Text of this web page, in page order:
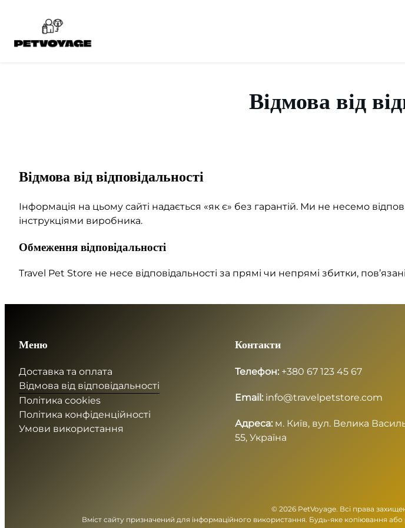
Відмова від
Відмова від відповідальності
Інформація на цьому сайті надається «як є» без гарантій. Ми не несемо
інструкціями виробника.
Обмеження відповідальності
Travel Pet Store не несе відповідальності за прямі чи непрямі збитки,
Меню
Доставка та оплата
Відмова від відповідальності
Політика cookies
Політика конфіденційності
Умови використання
Контакти
Телефон:+380 67 123 45 67
Email:info@travelpetstore.com
Адреса:м. Київ, вул. Велика
55, Україна
© 2026 PetVoyage. Всі права
Вміст сайту призначений для інформаційного використання. Будь-яке копіювання